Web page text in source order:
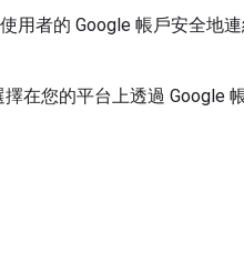
用者的 Google 帳戶安全地
在您的平台上透過 Google